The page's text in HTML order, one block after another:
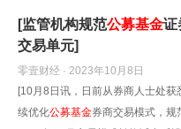
[监管机构规范公募基金证
交易单元]
零壹财经 · 2023年10月8日
[10月8日讯，日前从券商人士处
续优化公募基金券商交易模式，规